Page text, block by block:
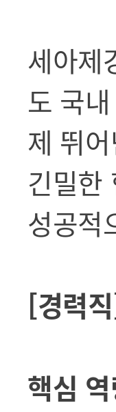
세아제
도 국
제 뛰
긴밀한
성공적
[경력
핵심